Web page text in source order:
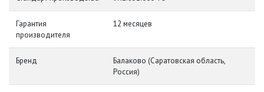
Гарантия
производителя
12 месяцев
Бренд
Балаково (Саратовская область,
Россия)